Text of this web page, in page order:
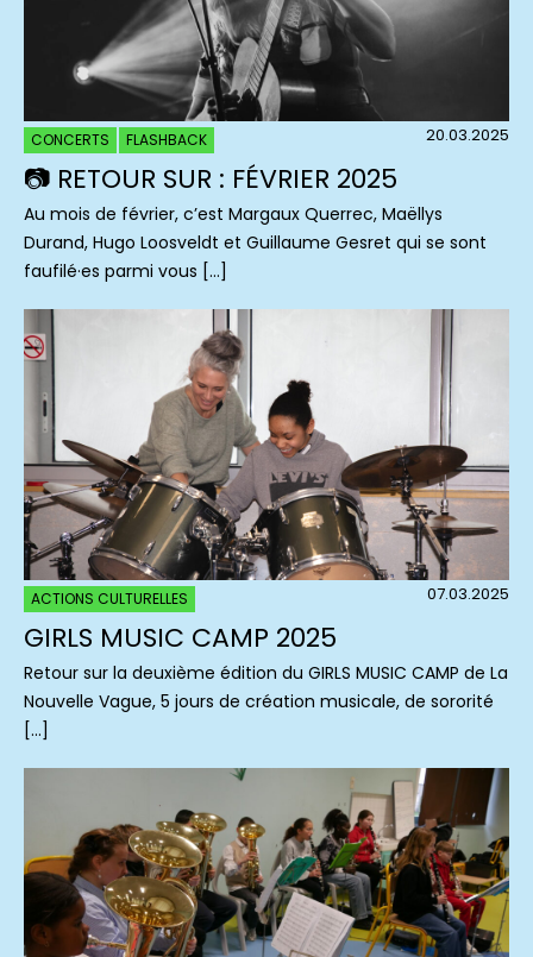
CONCERTS FLASHBACK 20.03.2025
📷 RETOUR SUR : FÉVRIER 2025
Au mois de février, c’est Margaux Querrec, Maëllys
Durand, Hugo Loosveldt et Guillaume Gesret qui se sont
faufilé·es parmi vous […]
ACTIONS CULTURELLES 07.03.2025
GIRLS MUSIC CAMP 2025
Retour sur la deuxième édition du GIRLS MUSIC CAMP de La
Nouvelle Vague, 5 jours de création musicale, de sororité
[…]